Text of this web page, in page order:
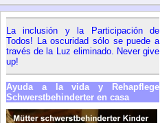
La inclusión y la Participación de
Todos! La oscuridad sólo se puede a
través de la Luz eliminado. Never give
up!
Ayuda a la vida y Rehapflege
Schwerstbehinderter en casa